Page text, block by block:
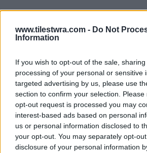
www.tilestwra.com - Do Not
Information
If you wish to opt-out of the sale,
processing of your personal or sensitive
targeted advertising by us, please use
section to confirm your selection.
opt-out request is processed you may
interest-based ads based on personal
us or personal information disclosed to
your opt-out. You may separately opt-
disclosure of your personal information